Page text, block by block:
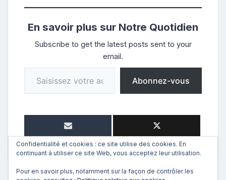
En savoir plus sur Notre Quotidien
Subscribe to get the latest posts sent to your
email.
Saisissez votre adresse e-mail…
Abonnez-vous
Confidentialité et cookies : ce site utilise des cookies. En
continuant à utiliser ce site Web, vous acceptez leur utilisation.
Pour en savoir plus, notamment sur la façon de contrôler les